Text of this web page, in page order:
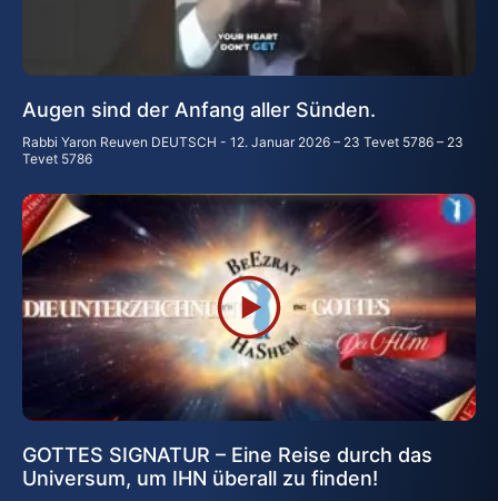
Augen sind der Anfang aller Sünden.
Rabbi Yaron Reuven DEUTSCH
12. Januar 2026 – 23 Tevet 5786 – 23
Tevet 5786
GOTTES SIGNATUR – Eine Reise durch das
Universum, um IHN überall zu finden!